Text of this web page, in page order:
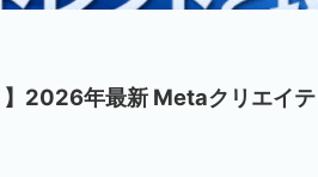
】2026年最新 Metaクリエイ